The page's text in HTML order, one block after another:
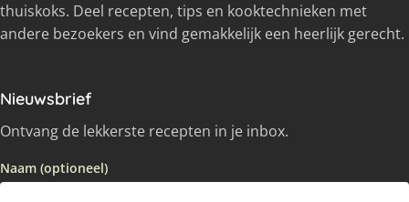
thuiskoks. Deel recepten, tips en kooktechnieken met
andere bezoekers en vind gemakkelijk een heerlijk gerecht.
Nieuwsbrief
Ontvang de lekkerste recepten in je inbox.
Naam (optioneel)